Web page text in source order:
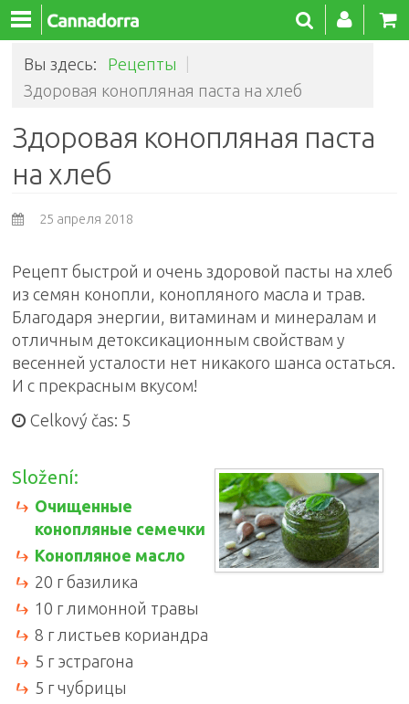
Вы здесь: Рецепты
Здоровая конопляная паста на хлеб
Здоровая конопляная паста
на хлеб
25 апреля 2018
Рецепт быстрой и очень здоровой пасты на хлеб
из семян конопли, конопляного масла и трав.
Благодаря энергии, витаминам и минералам и
отличным детоксикационным свойствам у
весенней усталости нет никакого шанса остаться.
И с прекрасным вкусом!
Celkový čas: 5
Složení:
Очищенные
конопляные семечки
Конопляное масло
20 г базилика
10 г лимонной травы
8 г листьев кориандра
5 г эстрагона
5 г чубрицы